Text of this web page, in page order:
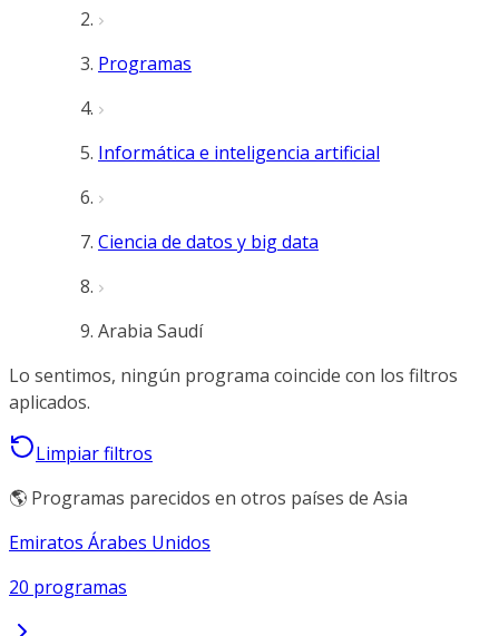
Programas
Informática e inteligencia artificial
Ciencia de datos y big data
Arabia Saudí
Lo sentimos, ningún programa coincide con los filtros
aplicados.
Limpiar filtros
🌎 Programas parecidos en otros países de Asia
Emiratos Árabes Unidos
20 programas